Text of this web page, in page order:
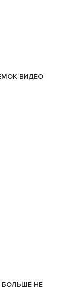
ВИДЕО
БОЛЬШЕ НЕ